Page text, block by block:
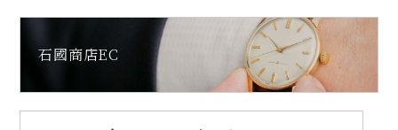
石國商店EC